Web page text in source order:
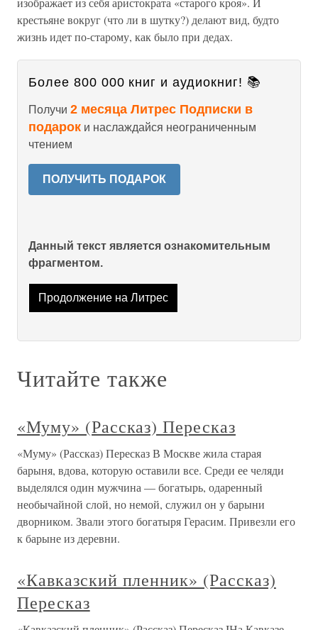
крестьяне вокруг (что ли в шутку?) делают вид, будто
жизнь идет по-старому, как было при дедах.
Более 800 000 книг и аудиокниг! 📚
Получи 2 месяца Литрес Подписки в
подарок и наслаждайся неограниченным
чтением
ПОЛУЧИТЬ ПОДАРОК
Данный текст является ознакомительным
фрагментом.
Продолжение на Литрес
Читайте также
«Муму» (Рассказ) Пересказ
«Муму» (Рассказ) Пересказ В Москве жила старая
барыня, вдова, которую оставили все. Среди ее челяди
выделялся один мужчина — богатырь, одаренный
необычайной слой, но немой, служил он у барыни
дворником. Звали этого богатыря Герасим. Привезли его
к барыне из деревни.
«Кавказский пленник» (Рассказ)
Пересказ